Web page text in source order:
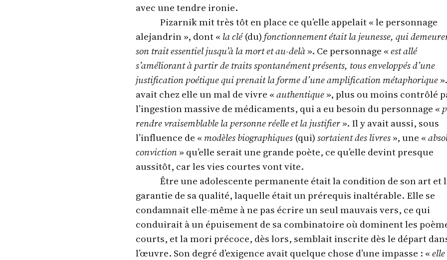
avec une tendre ironie.
Pizarnik mit très tôt en place ce qu’elle appelait « le personnage
alejandrin », dont «la clé(du)fonctionnement était la jeunesse, qui
son trait essentiel jusqu’à la mort et au-delà». Ce personnage «est allé
s’améliorant à partir de traits spontanément présents, tous enveloppés d’une
justification poétique qui prenait la forme d’une amplification métaphorique
avait chez elle un mal de vivre «authentique», plus ou moins contrôlé
l’ingestion massive de médicaments, qui a eu besoin du personnage «
rendre vraisemblable la personne réelle et la justifier». Il y avait aussi, sous
l’influence de «modèles biographiques (qui)sortaient des livres», une «
conviction» qu’elle serait une grande poète, ce qu’elle devint presque
aussitôt, car les vies courtes vont vite.
Être une adolescente permanente était la condition de son art et
garantie de sa qualité, laquelle était un prérequis inaltérable. Elle se
condamnait elle-même à ne pas écrire un seul mauvais vers, ce qui
conduirait à un épuisement de sa combinatoire où dominent les
courts, et la mori précoce, dès lors, semblait inscrite dès le départ
l’œuvre. Son degré d’exigence avait quelque chose d’une impasse : «elle